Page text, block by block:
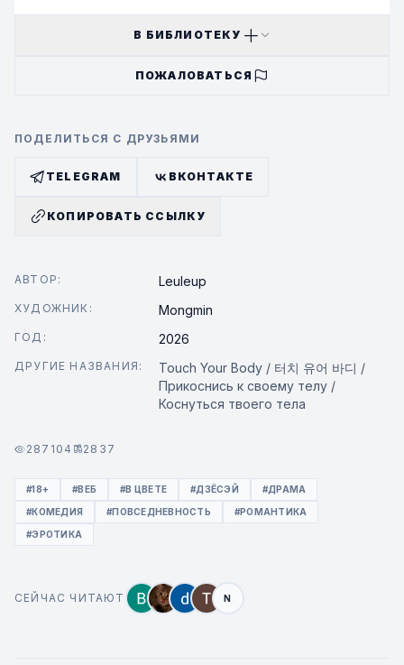
поздно понял, кто на самом деле оказался жертвой
В БИБЛИОТЕКУ
ПОЖАЛОВАТЬСЯ
ПОДЕЛИТЬСЯ С ДРУЗЬЯМИ
TELEGRAM ВКОНТАКТЕ
КОПИРОВАТЬ ССЫЛКУ
АВТОР: Leuleup
ХУДОЖНИК: Mongmin
ГОД: 2026
ДРУГИЕ НАЗВАНИЯ:
Touch Your Body / 터치 유어 바디 /
Прикоснись к своему телу /
Коснуться твоего тела
287104 2837
#18+ #ВЕБ #В ЦВЕТЕ #ДЗЁСЭЙ #ДРАМА
#КОМЕДИЯ #ПОВСЕДНЕВНОСТЬ #РОМАНТИКА
#ЭРОТИКА
СЕЙЧАС ЧИТАЮТ N